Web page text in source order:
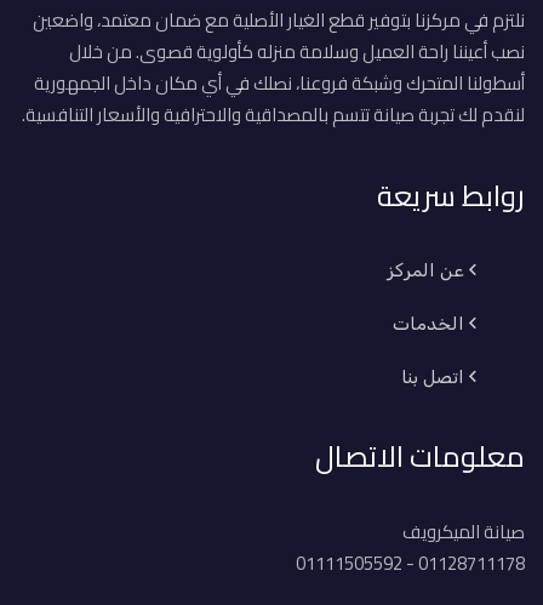
نلتزم في مركزنا بتوفير قطع الغيار الأصلية مع ضمان معتمد، واضعين
نصب أعيننا راحة العميل وسلامة منزله كأولوية قصوى. من خلال
أسطولنا المتحرك وشبكة فروعنا، نصلك في أي مكان داخل الجمهورية
لنقدم لك تجربة صيانة تتسم بالمصداقية والاحترافية والأسعار التنافسية.
روابط سريعة
عن المركز
الخدمات
اتصل بنا
معلومات الاتصال
صيانة الميكرويف
01128711178 - 01111505592